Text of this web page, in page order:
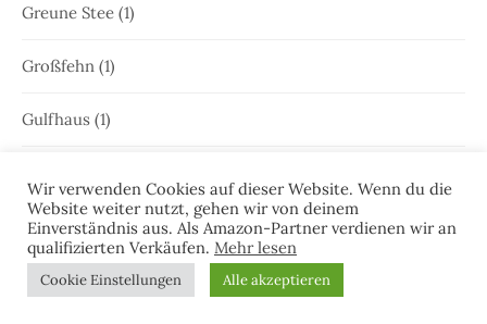
Greune Stee (1)
Großfehn (1)
Gulfhaus (1)
Hans-Rainer Riekers (8)
Harlesiel (9)
Wir verwenden Cookies auf dieser Website. Wenn du die
Website weiter nutzt, gehen wir von deinem
Einverständnis aus. Als Amazon-Partner verdienen wir an
qualifizierten Verkäufen. Mehr lesen
Cookie Einstellungen Alle akzeptieren